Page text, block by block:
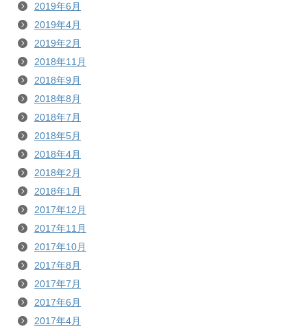
2019年6月
2019年4月
2019年2月
2018年11月
2018年9月
2018年8月
2018年7月
2018年5月
2018年4月
2018年2月
2018年1月
2017年12月
2017年11月
2017年10月
2017年8月
2017年7月
2017年6月
2017年4月